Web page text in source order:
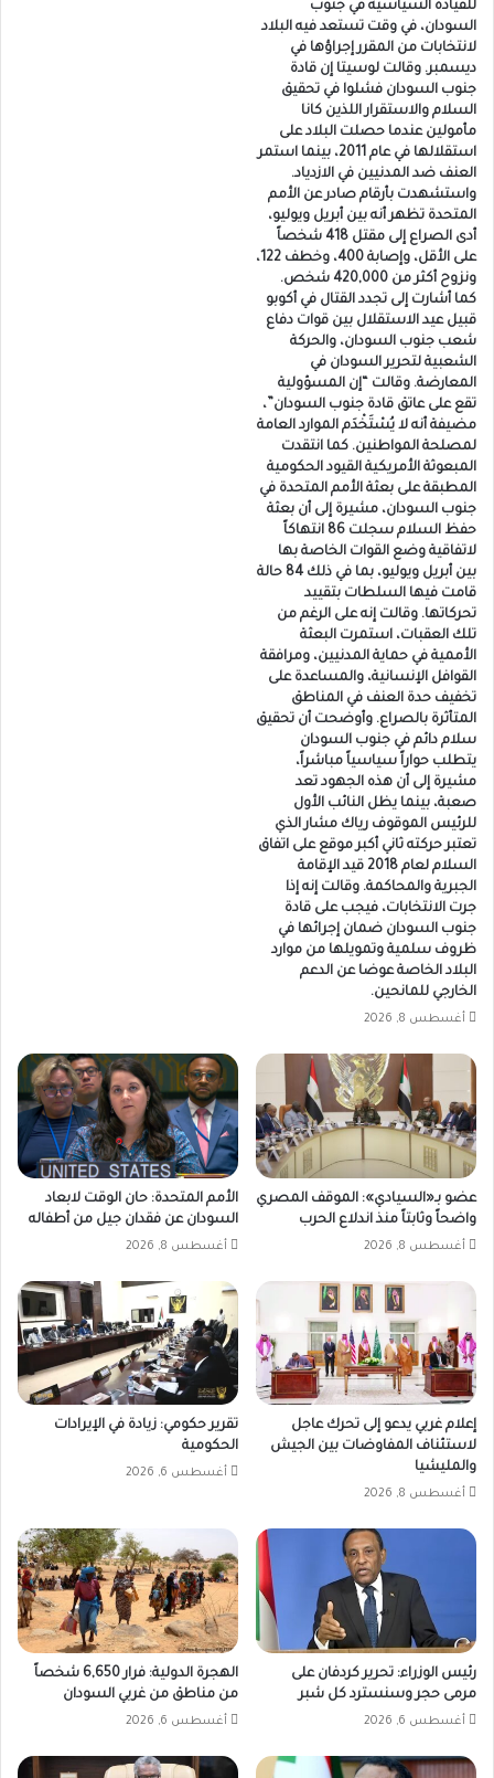
للقيادة السياسية في جنوب
السودان، في وقت تستعد فيه البلاد
لانتخابات من المقرر إجراؤها في
ديسمبر. وقالت لوسيتا إن قادة
جنوب السودان فشلوا في تحقيق
السلام والاستقرار اللذين كانا
مأمولين عندما حصلت البلاد على
استقلالها في عام 2011، بينما استمر
العنف ضد المدنيين في الازدياد.
واستشهدت بأرقام صادر عن الأمم
المتحدة تظهر أنه بين أبريل ويوليو،
أدى الصراع إلى مقتل 418 شخصاً
على الأقل، وإصابة 400، وخطف 122،
ونزوح أكثر من 420,000 شخص.
كما أشارت إلى تجدد القتال في أكوبو
قبيل عيد الاستقلال بين قوات دفاع
شعب جنوب السودان، والحركة
الشعبية لتحرير السودان في
المعارضة. وقالت “إن المسؤولية
تقع على عاتق قادة جنوب السودان”،
مضيفة أنه لا يُسْتَخْدَم الموارد العامة
لمصلحة المواطنين. كما انتقدت
المبعوثة الأمريكية القيود الحكومية
المطبقة على بعثة الأمم المتحدة في
جنوب السودان، مشيرة إلى أن بعثة
حفظ السلام سجلت 86 انتهاكاً
لاتفاقية وضع القوات الخاصة بها
بين أبريل ويوليو، بما في ذلك 84 حالة
قامت فيها السلطات بتقييد
تحركاتها. وقالت إنه على الرغم من
تلك العقبات، استمرت البعثة
الأممية في حماية المدنيين، ومرافقة
القوافل الإنسانية، والمساعدة على
تخفيف حدة العنف في المناطق
المتأثرة بالصراع. وأوضحت أن تحقيق
سلام دائم في جنوب السودان
يتطلب حواراً سياسياً مباشراً،
مشيرة إلى أن هذه الجهود تعد
صعبة، بينما يظل النائب الأول
للرئيس الموقوف رياك مشار الذي
تعتبر حركته ثاني أكبر موقع على اتفاق
السلام لعام 2018 قيد الإقامة
الجبرية والمحاكمة. وقالت إنه إذا
جرت الانتخابات، فيجب على قادة
جنوب السودان ضمان إجرائها في
ظروف سلمية وتمويلها من موارد
البلاد الخاصة عوضا عن الدعم
الخارجي للمانحين.
أغسطس 8, 2026
عضو بـ«السيادي»: الموقف المصري
واضحاً وثابتاً منذ اندلاع الحرب
أغسطس 8, 2026
الأمم المتحدة: حان الوقت لابعاد
السودان عن فقدان جيل من أطفاله
أغسطس 8, 2026
إعلام غربي يدعو إلى تحرك عاجل
لاستئناف المفاوضات بين الجيش
والمليشيا
أغسطس 8, 2026
تقرير حكومي: زيادة في الإيرادات
الحكومية
أغسطس 6, 2026
رئيس الوزراء: تحرير كردفان على
مرمى حجر وسنسترد كل شبر
أغسطس 6, 2026
الهجرة الدولية: فرار 6,650 شخصاً
من مناطق من غربي السودان
أغسطس 6, 2026